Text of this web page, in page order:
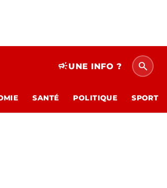
campaignUNE INFO ? search
SANTÉ POLITIQUE SPORT